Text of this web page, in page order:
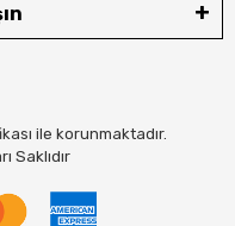
ile korunmaktadır.
Saklıdır